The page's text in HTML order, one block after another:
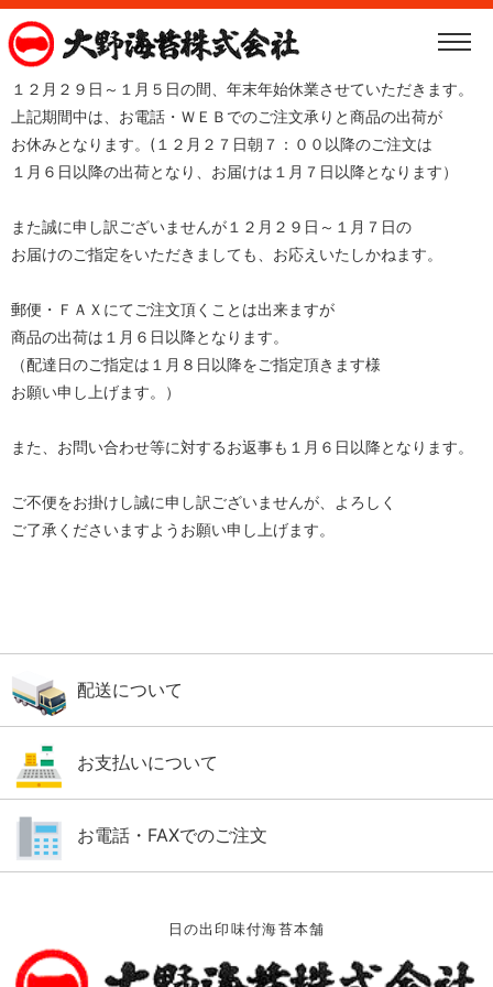
１２月２９日～１月５日の間、年末年始休業させていただきます。
上記期間中は、お電話・ＷＥＢでのご注文承りと商品の出荷が
お休みとなります。(１２月２７日朝７：００以降のご注文は
１月６日以降の出荷となり、お届けは１月７日以降となります）
また誠に申し訳ございませんが１２月２９日～１月７日の
お届けのご指定をいただきましても、お応えいたしかねます。
郵便・ＦＡＸにてご注文頂くことは出来ますが
商品の出荷は１月６日以降となります。
（配達日のご指定は１月８日以降をご指定頂きます様
お願い申し上げます。）
また、お問い合わせ等に対するお返事も１月６日以降となります。
ご不便をお掛けし誠に申し訳ございませんが、よろしく
ご了承くださいますようお願い申し上げます。
配送について
お支払いについて
お電話・FAXでのご注文
日の出印味付海苔本舗